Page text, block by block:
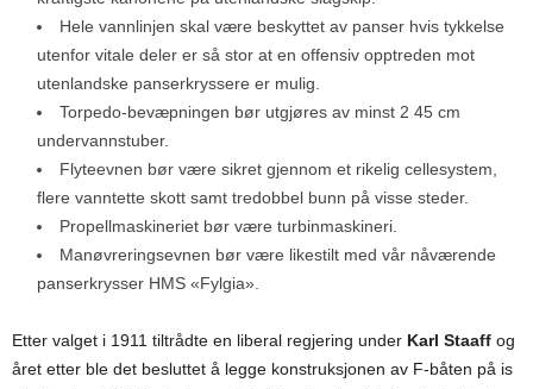
Hele vannlinjen skal være beskyttet av panser hvis tykkelse
utenfor vitale deler er så stor at en offensiv opptreden mot
utenlandske panserkryssere er mulig.
Torpedo-bevæpningen bør utgjøres av minst 2 45 cm
undervannstuber.
Flyteevnen bør være sikret gjennom et rikelig cellesystem,
flere vanntette skott samt tredobbel bunn på visse steder.
Propellmaskineriet bør være turbinmaskineri.
Manøvreringsevnen bør være likestilt med vår nåværende
panserkrysser HMS «Fylgia».
Etter valget i 1911 tiltrådte en liberal regjering under Karl Staaff og
året etter ble det besluttet å legge konstruksjonen av F-båten på is